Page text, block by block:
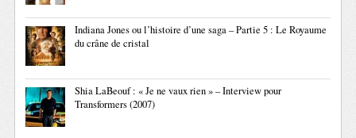
Indiana Jones ou l’histoire d’une saga – Partie 5 : Le Royaume
du crâne de cristal
Shia LaBeouf : « Je ne vaux rien » – Interview pour
Transformers (2007)